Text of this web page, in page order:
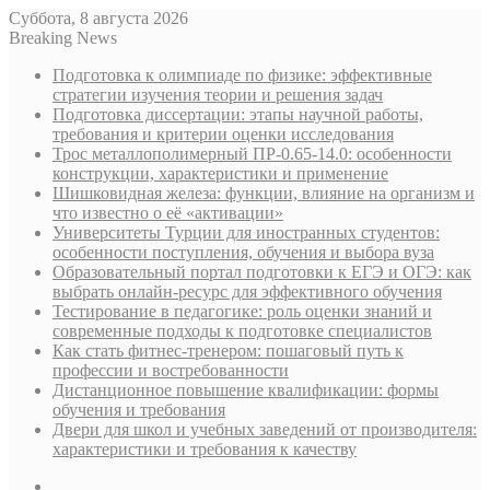
Суббота, 8 августа 2026
Breaking News
Подготовка к олимпиаде по физике: эффективные
стратегии изучения теории и решения задач
Подготовка диссертации: этапы научной работы,
требования и критерии оценки исследования
Трос металлополимерный ПР-0.65-14.0: особенности
конструкции, характеристики и применение
Шишковидная железа: функции, влияние на организм и
что известно о её «активации»
Университеты Турции для иностранных студентов:
особенности поступления, обучения и выбора вуза
Образовательный портал подготовки к ЕГЭ и ОГЭ: как
выбрать онлайн-ресурс для эффективного обучения
Тестирование в педагогике: роль оценки знаний и
современные подходы к подготовке специалистов
Как стать фитнес-тренером: пошаговый путь к
профессии и востребованности
Дистанционное повышение квалификации: формы
обучения и требования
Двери для школ и учебных заведений от производителя:
характеристики и требования к качеству